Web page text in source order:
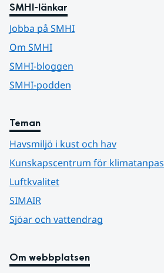
SMHI-länkar
Jobba på SMHI
Om SMHI
SMHI-bloggen
SMHI-podden
Teman
Havsmiljö i kust och hav
Kunskapscentrum för
Luftkvalitet
SIMAIR
Sjöar och vattendrag
Om webbplatsen